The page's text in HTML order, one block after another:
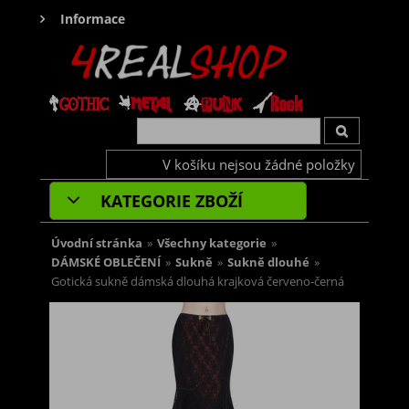
Informace
V košíku nejsou žádné položky
KATEGORIE ZBOŽÍ
Úvodní stránka » Všechny kategorie »
DÁMSKÉ OBLEČENÍ » Sukně » Sukně dlouhé »
Gotická sukně dámská dlouhá krajková červeno-černá